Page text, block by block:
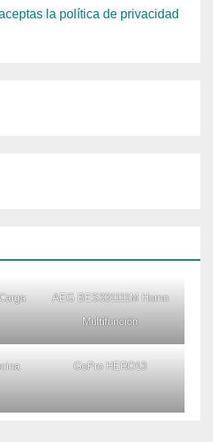
la política de privacidad
AEG BES331111M Horno
Multifunción
GoPro HERO13